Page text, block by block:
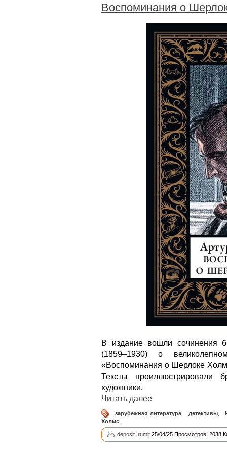
Воспоминания о
В издание вошли сочинения
(1859–1930) о
«Воспоминания о Шерлоке
Тексты проиллюстрировали
художники.
Читать далее
зарубежная литература детективы
Холмс
deposit_rumit 25/04/25 Просмотров: 2038